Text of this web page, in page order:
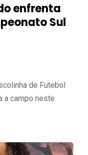
enfrenta
Sul
de Futebol
a campo neste